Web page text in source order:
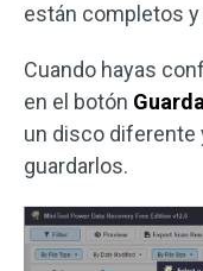
están completos y
Cuando hayas
en el botón
un disco
guardarlos.